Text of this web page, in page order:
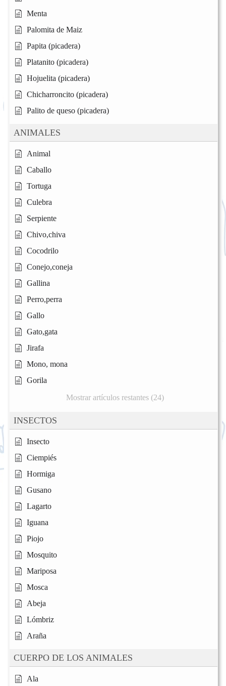
Menta
Palomita de Maiz
Papita (picadera)
Platanito (picadera)
Hojuelita (picadera)
Chicharroncito (picadera)
Palito de queso (picadera)
ANIMALES
Animal
Caballo
Tortuga
Culebra
Serpiente
Chivo,chiva
Cocodrilo
Conejo,coneja
Gallina
Perro,perra
Gallo
Gato,gata
Jirafa
Mono, mona
Gorila
Mostrar artículos restantes (24)
INSECTOS
Insecto
Ciempiés
Hormiga
Gusano
Lagarto
Iguana
Piojo
Mosquito
Mariposa
Mosca
Abeja
Lómbriz
Araña
CUERPO DE LOS ANIMALES
Ala